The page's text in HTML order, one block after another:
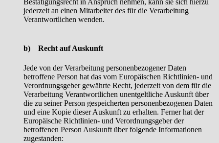
Bestätigungsrecht in Anspruch nehmen, kann sie sich hierzu
jederzeit an einen Mitarbeiter des für die Verarbeitung
Verantwortlichen wenden.
b) Recht auf Auskunft
Jede von der Verarbeitung personenbezogener Daten
betroffene Person hat das vom Europäischen Richtlinien- und
Verordnungsgeber gewährte Recht, jederzeit von dem für die
Verarbeitung Verantwortlichen unentgeltliche Auskunft über
die zu seiner Person gespeicherten personenbezogenen Daten
und eine Kopie dieser Auskunft zu erhalten. Ferner hat der
Europäische Richtlinien- und Verordnungsgeber der
betroffenen Person Auskunft über folgende Informationen
zugestanden: